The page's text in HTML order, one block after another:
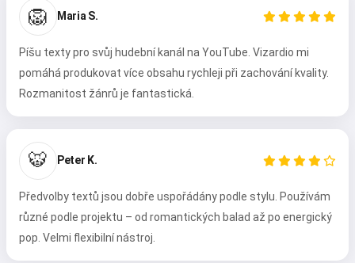
🦁 Maria S.
Píšu texty pro svůj hudební kanál na YouTube. Vizardio mi
pomáhá produkovat více obsahu rychleji při zachování kvality.
Rozmanitost žánrů je fantastická.
🐯 Peter K.
Předvolby textů jsou dobře uspořádány podle stylu. Používám
různé podle projektu – od romantických balad až po energický
pop. Velmi flexibilní nástroj.